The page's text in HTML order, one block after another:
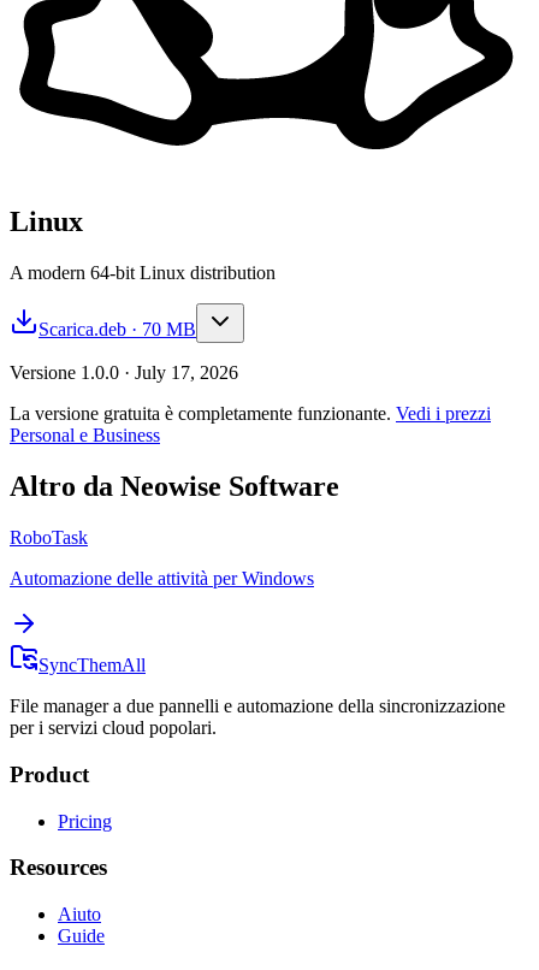
Linux
A modern 64-bit Linux distribution
Scarica.deb · 70 MB
Versione 1.0.0 · July 17, 2026
La versione gratuita è completamente funzionante. Vedi i prezzi
Personal e Business
Altro da Neowise Software
RoboTask
Automazione delle attività per Windows
SyncThemAll
File manager a due pannelli e automazione della sincronizzazione
per i servizi cloud popolari.
Product
Pricing
Resources
Aiuto
Guide